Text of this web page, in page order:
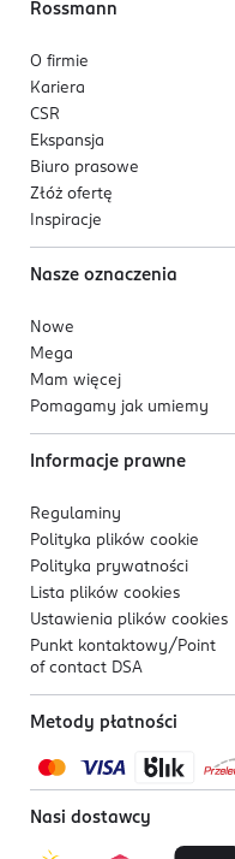
Rossmann
O firmie
Kariera
CSR
Ekspansja
Biuro prasowe
Złóż ofertę
Inspiracje
Nasze oznaczenia
Nowe
Mega
Mam więcej
Pomagamy jak umiemy
Informacje prawne
Regulaminy
Polityka plików cookie
Polityka prywatności
Lista plików cookies
Ustawienia plików cookies
Punkt kontaktowy/ Point
of contact DSA
Metody płatności
Nasi dostawcy